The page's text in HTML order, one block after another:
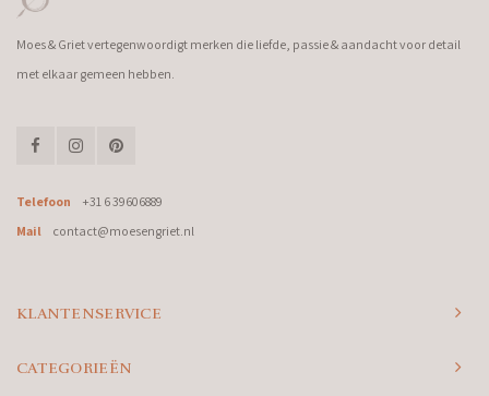
Moes & Griet vertegenwoordigt merken die liefde, passie & aandacht voor detail
met elkaar gemeen hebben.
Telefoon
+31 6 39606889
Mail
contact@moesengriet.nl
KLANTENSERVICE
CATEGORIEËN